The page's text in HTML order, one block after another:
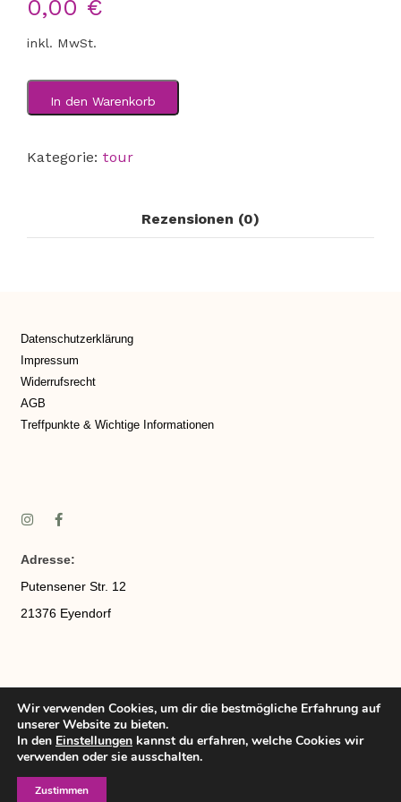
0,00 €
inkl. MwSt.
In den Warenkorb
Kategorie: tour
Rezensionen (0)
Telefonnummer:
017670498938
E-Mail:info(at)heidjeralpaka.de
Öffnungszeiten:
Montag – Freitag 8:00-17:00 Uhr
Adresse:
Putensener Str. 12
21376 Eyendorf
Datenschutzerklärung
Impressum
Widerrufsrecht
AGB
Treffpunkte & Wichtige Informationen
Wir verwenden Cookies, um dir die bestmögliche Erfahrung auf
unserer Website zu bieten.
In den Einstellungen kannst du erfahren, welche Cookies wir
verwenden oder sie ausschalten.
Zustimmen